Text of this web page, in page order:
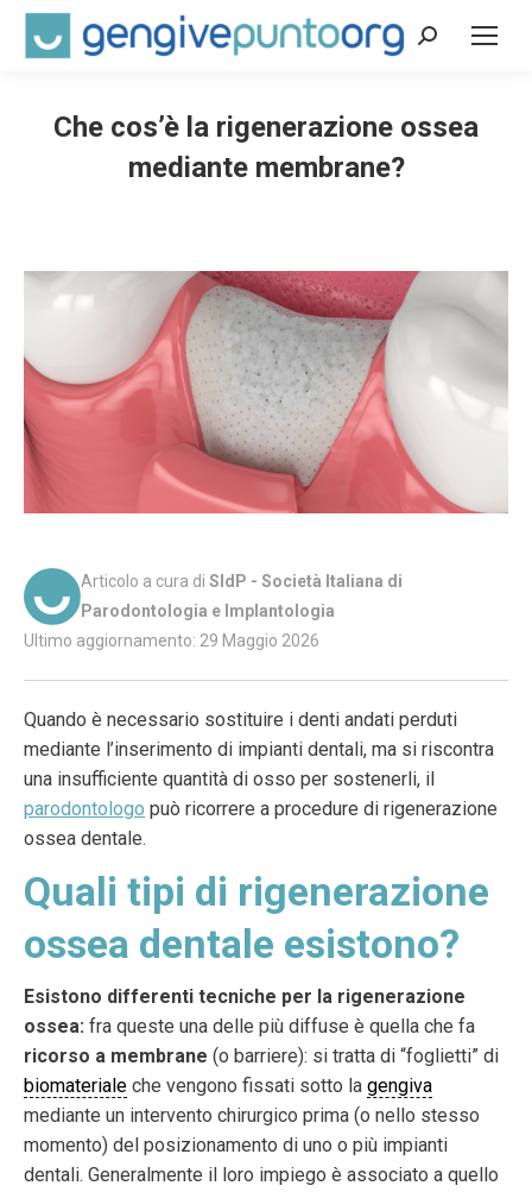
Cerca:
Che cos’è la rigenerazione ossea
mediante membrane?
Articolo a cura di SIdP - Società Italiana di
Parodontologia e Implantologia
Ultimo aggiornamento: 29 Maggio 2026
Quando è necessario sostituire i denti andati perduti
mediante l’inserimento di impianti dentali, ma si riscontra
una insufficiente quantità di osso per sostenerli, il
parodontologo può ricorrere a procedure di rigenerazione
ossea dentale.
Quali tipi di rigenerazione
ossea dentale esistono?
Esistono differenti tecniche per la rigenerazione
ossea: fra queste una delle più diffuse è quella che fa
ricorso a membrane (o barriere): si tratta di “foglietti” di
biomateriale che vengono fissati sotto la gengiva
mediante un intervento chirurgico prima (o nello stesso
momento) del posizionamento di uno o più impianti
dentali. Generalmente il loro impiego è associato a quello